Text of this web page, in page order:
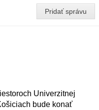
Pridať správu
Univerzitnej
bude konať